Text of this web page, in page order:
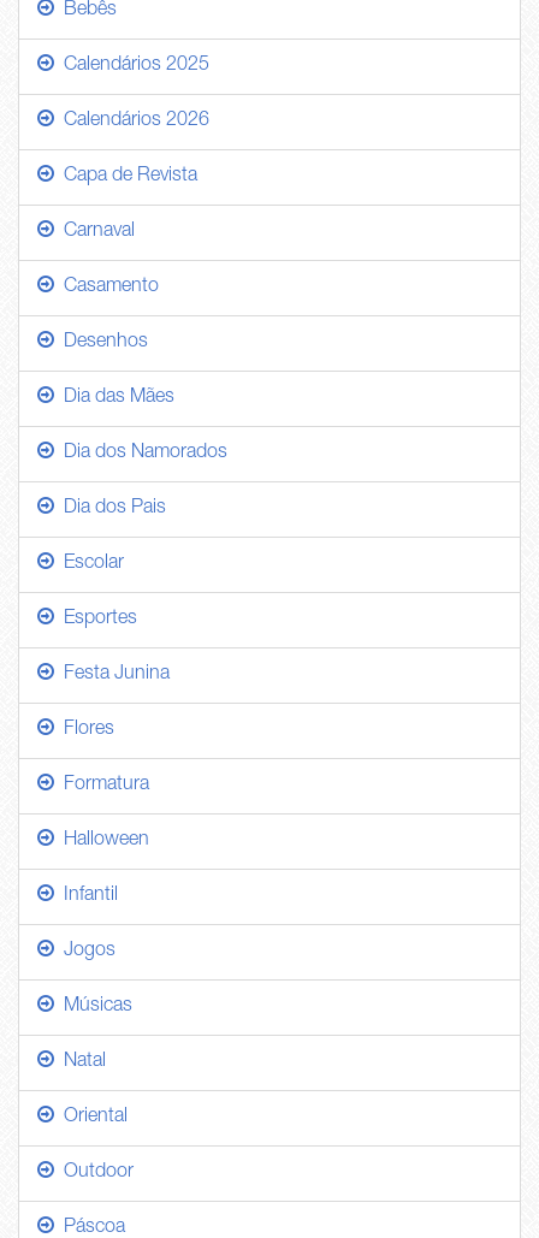
Bebês
Calendários 2025
Calendários 2026
Capa de Revista
Carnaval
Casamento
Desenhos
Dia das Mães
Dia dos Namorados
Dia dos Pais
Escolar
Esportes
Festa Junina
Flores
Formatura
Halloween
Infantil
Jogos
Músicas
Natal
Oriental
Outdoor
Páscoa